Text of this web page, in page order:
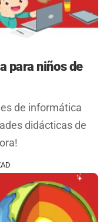
para niños de
de informática
didácticas de